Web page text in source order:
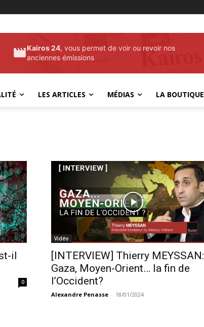
Kairos 24, vous permet de voir ou revoir nos
anciennes émissions
LES ARTICLES MÉDIAS LA BOUTIQUE
il
0
Vidéo
[INTERVIEW] Thierry MEYSSAN:
Gaza, Moyen-Orient… la fin de
l’Occident?
Alexandre Penasse - 18/01/2024